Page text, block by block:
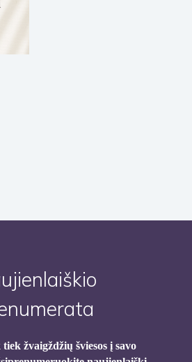
žvaigždžių šviesos į savo